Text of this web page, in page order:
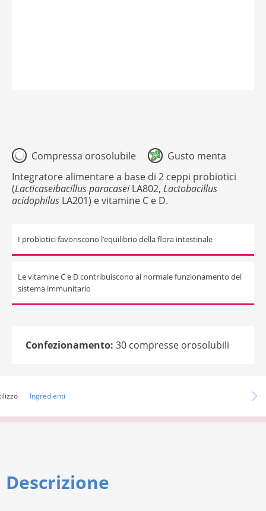
Compressa orosolubile
Gusto menta
Integratore alimentare a base di 2 ceppi probiotici
(Lacticaseibacillus paracaseiLA802, Lactobacillus
acidophilus LA201) e vitamine C e D.
I probiotici favoriscono l’equilibrio della flora intestinale
Le vitamine C e D contribuiscono al normale funzionamento del
sistema immunitario
Confezionamento: 30 compresse orosolubili
Ingredienti
Descrizione